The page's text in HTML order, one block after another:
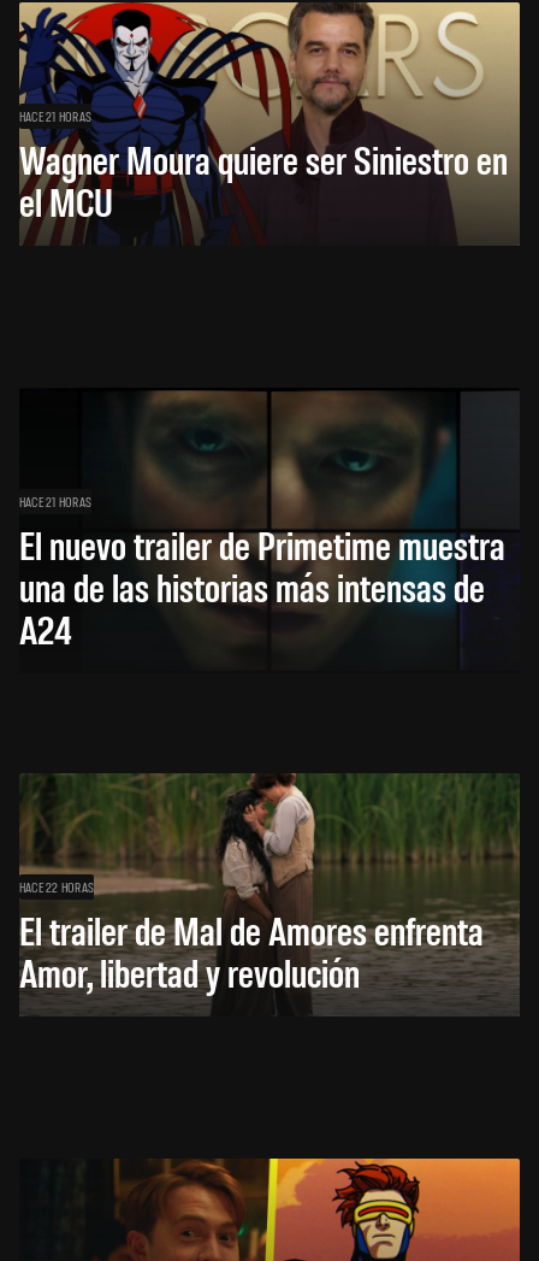
HACE 21 HORAS
Wagner Moura quiere ser Siniestro en
el MCU
HACE 21 HORAS
El nuevo trailer de Primetime muestra
una de las historias más intensas de
A24
HACE 22 HORAS
El trailer de Mal de Amores enfrenta
Amor, libertad y revolución